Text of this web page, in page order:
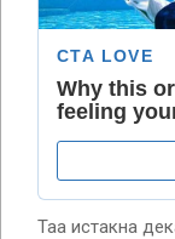
Таа истакна